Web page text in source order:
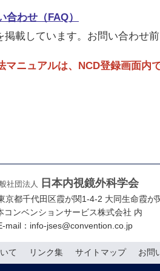
合わせ（FAQ）
掲載しています。お問い合わせ前
マニュアルは、NCD登録画面内
社団法人 日本内視鏡外科学会
京都千代田区霞が関1-4-2 大同生命霞が
コンベンションサービス株式会社 内
mail： info-jses@convention.co.jp
て リンク集 サイトマップ お問